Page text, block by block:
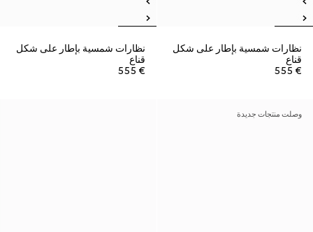
نظارات شمسية بإطار على شكل
قناع
€ 555
نظارات شمسية بإطار على شكل
قناع
€ 555
وصلت منتجات جديدة